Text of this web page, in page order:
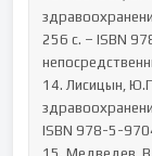
256 с. – ISBN
14. Лисицын,
ISBN 978-5-